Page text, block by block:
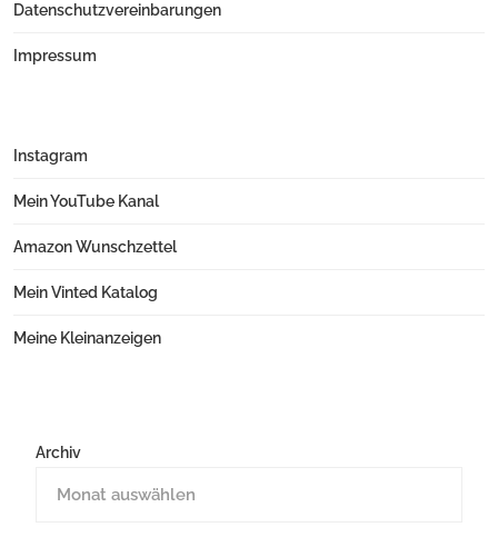
Datenschutzvereinbarungen
Impressum
Instagram
Mein YouTube Kanal
Amazon Wunschzettel
Mein Vinted Katalog
Meine Kleinanzeigen
Archiv